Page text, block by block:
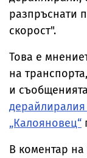
разпръснати
скорост".
Това е
на
и
„Калояновец“
В коментар